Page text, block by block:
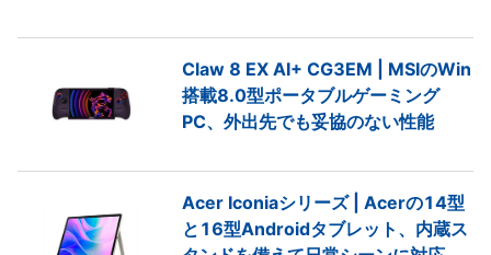
Claw 8 EX AI+ CG3EM | MSIのWin
搭載8.0型ポータブルゲーミング
PC、外出先でも妥協のない性能
Acer Iconiaシリーズ | Acerの14型
と16型Androidタブレット、内蔵ス